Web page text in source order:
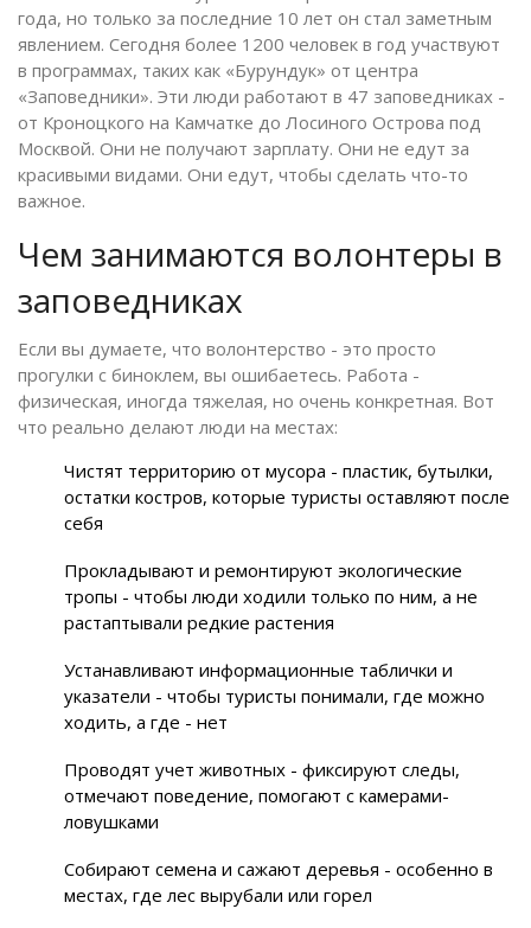
года, но только за последние 10 лет он стал заметным
явлением. Сегодня более 1200 человек в год участвуют
в программах, таких как «Бурундук» от центра
«Заповедники». Эти люди работают в 47 заповедниках -
от Кроноцкого на Камчатке до Лосиного Острова под
Москвой. Они не получают зарплату. Они не едут за
красивыми видами. Они едут, чтобы сделать что-то
важное.
Чем занимаются волонтеры в
заповедниках
Если вы думаете, что волонтерство - это просто
прогулки с биноклем, вы ошибаетесь. Работа -
физическая, иногда тяжелая, но очень конкретная. Вот
что реально делают люди на местах:
Чистят территорию от мусора - пластик, бутылки,
остатки костров, которые туристы оставляют после
себя
Прокладывают и ремонтируют экологические
тропы - чтобы люди ходили только по ним, а не
растаптывали редкие растения
Устанавливают информационные таблички и
указатели - чтобы туристы понимали, где можно
ходить, а где - нет
Проводят учет животных - фиксируют следы,
отмечают поведение, помогают с камерами-
ловушками
Собирают семена и сажают деревья - особенно в
местах, где лес вырубали или горел